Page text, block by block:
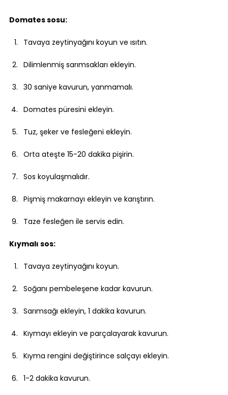
Domates sosu:
Tavaya zeytinyağını koyun ve ısıtın.
Dilimlenmiş sarımsakları ekleyin.
30 saniye kavurun, yanmamalı.
Domates püresini ekleyin.
Tuz, şeker ve fesleğeni ekleyin.
Orta ateşte 15-20 dakika pişirin.
Sos koyulaşmalıdır.
Pişmiş makarnayı ekleyin ve karıştırın.
Taze fesleğen ile servis edin.
Kıymalı sos:
Tavaya zeytinyağını koyun.
Soğanı pembeleşene kadar kavurun.
Sarımsağı ekleyin, 1 dakika kavurun.
Kıymayı ekleyin ve parçalayarak kavurun.
Kıyma rengini değiştirince salçayı ekleyin.
1-2 dakika kavurun.